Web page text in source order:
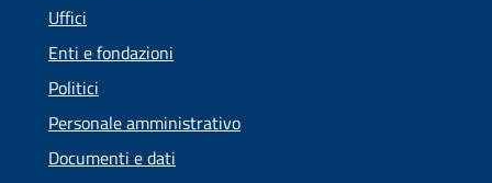
Uffici
Enti e fondazioni
Politici
Personale amministrativo
Documenti e dati